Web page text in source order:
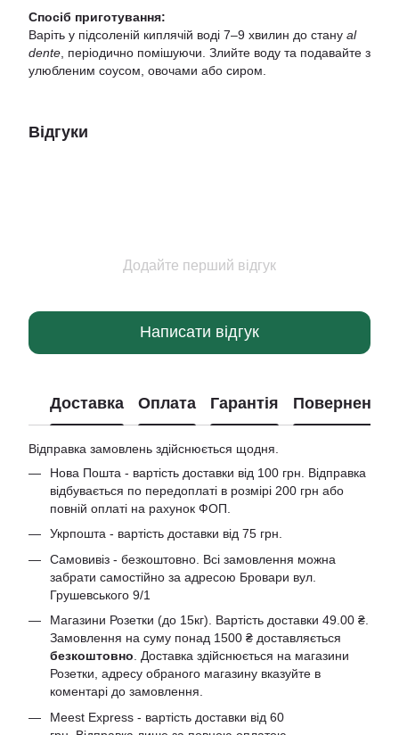
Спосіб приготування:
Варіть у підсоленій киплячій воді 7–9 хвилин до стану al
dente , періодично помішуючи. Злийте воду та подавайте з
улюбленим соусом, овочами або сиром.
Відгуки
Додайте перший відгук
Написати відгук
Доставка Оплата Гарантія Повернення
Відправка замовлень здійснюється щодня.
Нова Пошта - вартість доставки від 100 грн. Відправка
відбувається по передоплаті в розмірі 200 грн або
повній оплаті на рахунок ФОП.
Укрпошта - вартість доставки від 75 грн.
Самовивіз - безкоштовно. Всі замовлення можна
забрати самостійно за адресою Бровари вул.
Грушевського 9/1
Магазини Розетки (до 15кг). Вартість доставки 49.00 ₴.
Замовлення на суму понад 1500 ₴ доставляється
безкоштовно . Доставка здійснюється на магазини
Розетки, адресу обраного магазину вказуйте в
коментарі до замовлення.
Meest Express - вартість доставки від 60